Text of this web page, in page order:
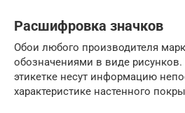
Расшифровка значков
Обои любого производителя
обозначениями в виде
этикетке несут информацию
характеристике настенного